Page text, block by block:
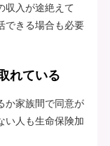
収入が途絶えて
できる場合も必要
れている
か家族間で同意が
い人も生命保険加